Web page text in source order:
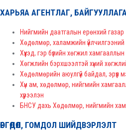
ХАРЬЯА АГЕНТЛАГ, БАЙГУУЛЛАГА
Нийгмийн даатгалын ерөнхий газар
Хөдөлмөр, халамжийн үйлчилгээний
Хүүхэд, гэр бүлийн хөгжил
Хөгжлийн бэрхшээлтэй хүний
Хөдөлмөрийн аюулгүй байдал, эрүүл
Хүн ам, хөдөлмөр, нийгмийн
хүрээлэн
БНСУ дахь Хөдөлмөр, нийгмийн
ӨРГӨДӨЛ, ГОМДОЛ ШИЙДВЭРЛЭЛТ